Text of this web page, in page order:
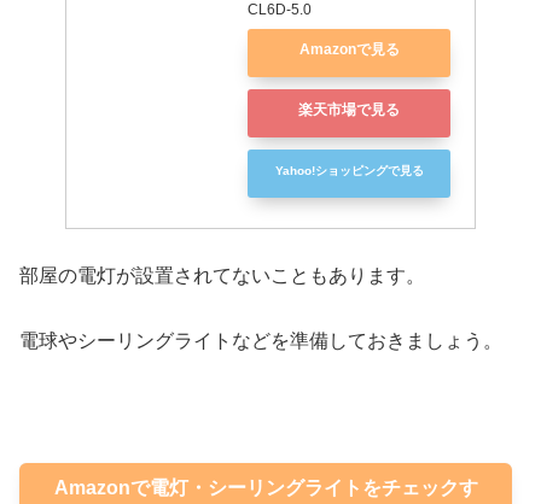
CL6D-5.0
Amazonで見る
楽天市場で見る
Yahoo!ショッピングで見る
部屋の電灯が設置されてないこともあります。
電球やシーリングライトなどを準備しておきましょう。
Amazonで電灯・シーリングライトをチェックす